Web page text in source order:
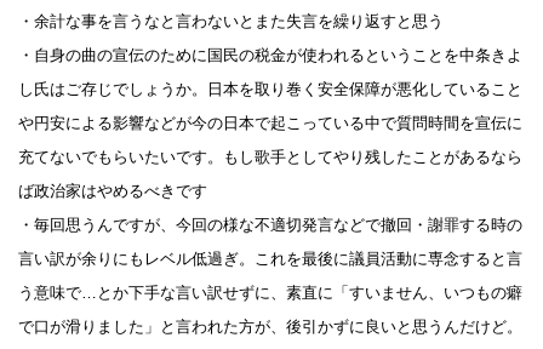
・余計な事を言うなと言わないとまた失言を繰り返すと思う
・自身の曲の宣伝のために国民の税金が使われるということを中条きよ
し氏はご存じでしょうか。日本を取り巻く安全保障が悪化していること
や円安による影響などが今の日本で起こっている中で質問時間を宣伝に
充てないでもらいたいです。もし歌手としてやり残したことがあるなら
ば政治家はやめるべきです
・毎回思うんですが、今回の様な不適切発言などで撤回・謝罪する時の
言い訳が余りにもレベル低過ぎ。これを最後に議員活動に専念すると言
う意味で…とか下手な言い訳せずに、素直に「すいません、いつもの癖
で口が滑りました」と言われた方が、後引かずに良いと思うんだけど。